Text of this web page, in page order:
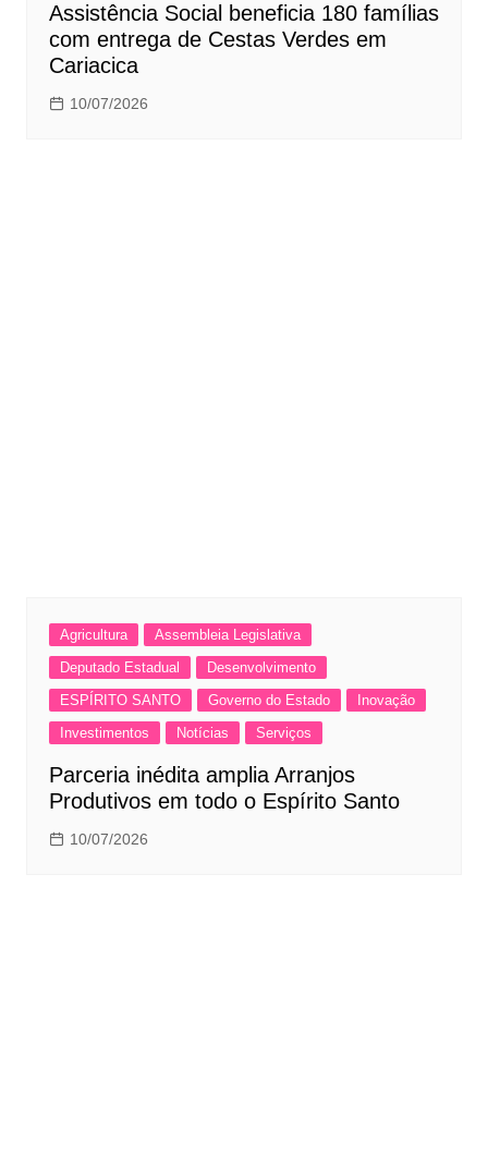
Assistência Social beneficia 180 famílias
com entrega de Cestas Verdes em
Cariacica
10/07/2026
Agricultura
Assembleia Legislativa
Deputado Estadual
Desenvolvimento
ESPÍRITO SANTO
Governo do Estado
Inovação
Investimentos
Notícias Serviços
Parceria inédita amplia Arranjos
Produtivos em todo o Espírito Santo
10/07/2026